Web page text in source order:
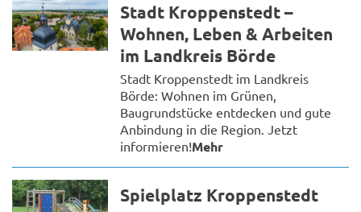
Stadt Kroppenstedt –
Wohnen, Leben & Arbeiten
im Landkreis Börde
Stadt Kroppenstedt im Landkreis
Börde: Wohnen im Grünen,
Baugrundstücke entdecken und gute
Anbindung in die Region. Jetzt
informieren!Mehr
Spielplatz Kroppenstedt